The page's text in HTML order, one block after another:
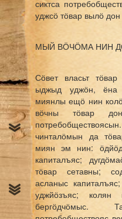
сиктса
уджсӧ тӧвар вылӧ дон
МЫЙ ВӦЧӦМА НИН
Сӧвет власьт
ыджыд уджӧн, ёна
миянлы ещӧ нин
вӧчны тӧвар
чинталӧмын да
миян эм нин:
капиталъяс;
тӧвар сетавны;
асланыс
уджйӧзъяс;
бергӧдчӧмыс.